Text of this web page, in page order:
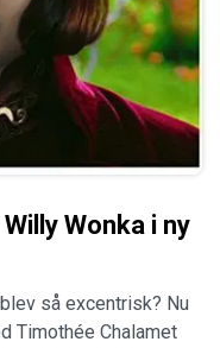
Wonka i ny
så excentrisk? Nu
Timothée Chalamet